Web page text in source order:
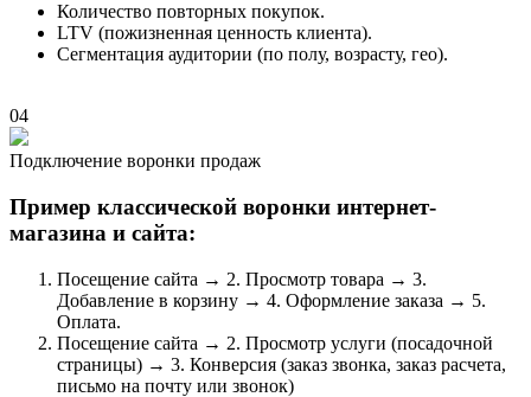
Количество повторных покупок.
LTV (пожизненная ценность клиента).
Сегментация аудитории (по полу, возрасту, гео).
04
Подключение воронки продаж
Пример классической воронки интернет-
магазина и сайта:
Посещение сайта → 2. Просмотр товара → 3.
Добавление в корзину → 4. Оформление заказа → 5.
Оплата.
Посещение сайта → 2. Просмотр услуги (посадочной
страницы) → 3. Конверсия (заказ звонка, заказ расчета,
письмо на почту или звонок)